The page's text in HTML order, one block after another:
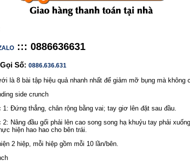
::: 0886636631
Số: 0886.636.631
là 8 bài tập hiệu quả nhanh nhất để giảm mỡ bụng mà không
side crunch
Đứng thẳng, chân rộng bằng vai; tay giơ lên đặt sau đầu.
Nâng đầu gối phải lên cao song song hạ khuỷu tay phải
hiện hao hao cho bên trái.
2 hiệp, mỗi hiệp gồm mỗi 10 lần/bên.